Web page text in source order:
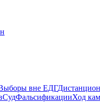
вне ЕДГ
СудФальсификацииХод